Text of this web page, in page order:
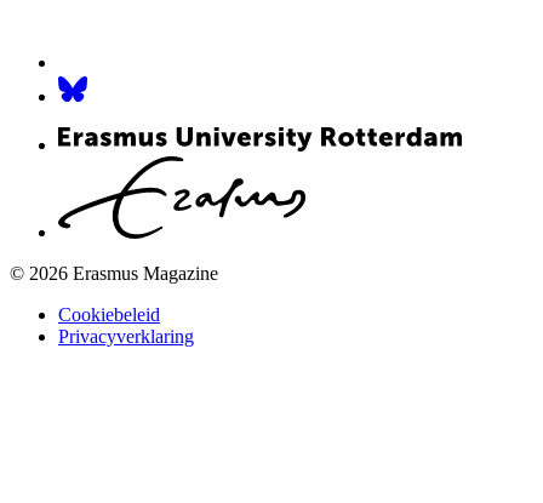
© 2026 Erasmus Magazine
Cookiebeleid
Privacyverklaring